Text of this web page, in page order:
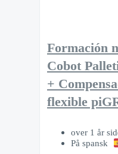
Formación
Cobot
+
flexible
over 1 år
På spansk